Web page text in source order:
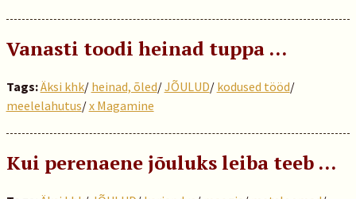
Vanasti toodi heinad tuppa …
Tags:Äksi khk/ heinad, õled/JÕULUD/ kodused tööd/
meelelahutus/x Magamine
Kui perenaene jõuluks leiba teeb …